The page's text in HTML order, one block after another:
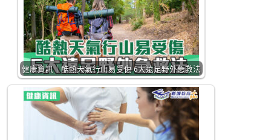
健康資訊｜酷熱天氣行山易受傷 6大遠足野外急救法